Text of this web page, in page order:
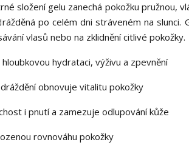
složení gelu zanechá pokožku pružnou,
po celém dni stráveném na
vlasů nebo na zklidnění citlivé pokožky.
hydrataci, výživu a zpevnění
obnovuje vitalitu pokožky
i pnutí a zamezuje odlupování kůže
rovnováhu pokožky